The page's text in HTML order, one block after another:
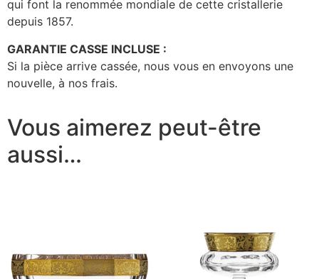
qui font la renommée mondiale de cette cristallerie
depuis 1857.
GARANTIE CASSE INCLUSE :
Si la pièce arrive cassée, nous vous en envoyons une
nouvelle, à nos frais.
Vous aimerez peut-être
aussi…